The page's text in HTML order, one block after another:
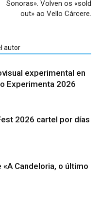
Sonoras». Volven os «sold
out» ao Vello Cárcere.
autor
experimental en
Experimenta 2026
2026 cartel por días
Candeloria, o último